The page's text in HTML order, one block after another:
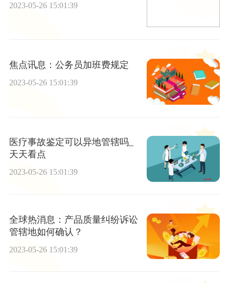
2023-05-26 15:01:39
焦点讯息：公务员加班费规定
2023-05-26 15:01:39
医疗事故鉴定可以异地管辖吗_
天天看点
2023-05-26 15:01:39
全球热消息：产品质量纠纷诉讼
管辖地如何确认？
2023-05-26 15:01:39